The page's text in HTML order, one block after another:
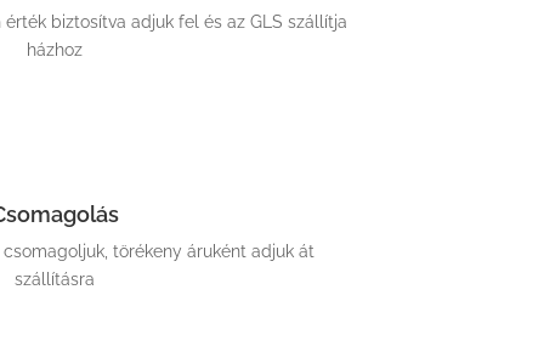
biztosítva adjuk fel és az GLS szállítja
házhoz
törékeny áruként adjuk át
szállításra